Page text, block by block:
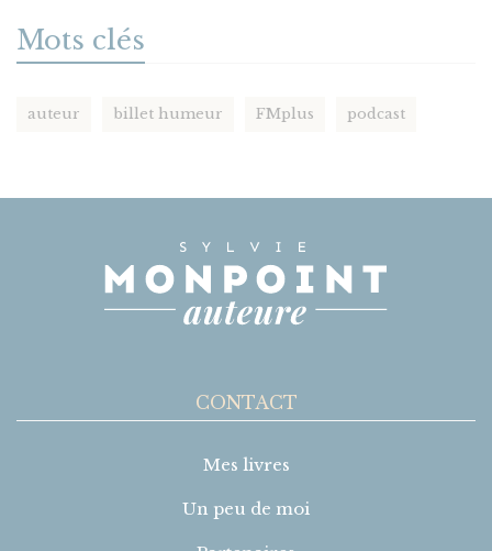
Mots clés
auteur billet humeur FMplus podcast
CONTACT
Mes livres
Un peu de moi